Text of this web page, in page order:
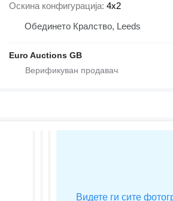
Оскина конфигурација 4x2
Обединето Кралство, Leeds
Euro Auctions GB